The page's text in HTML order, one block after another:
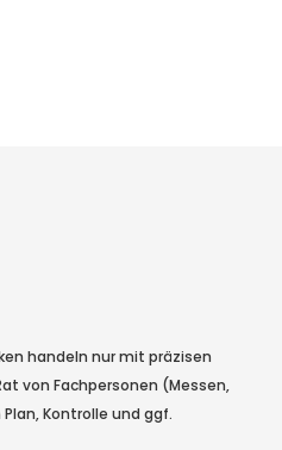
handeln nur mit präzisen
von Fachpersonen (Messen,
Kontrolle und ggf.